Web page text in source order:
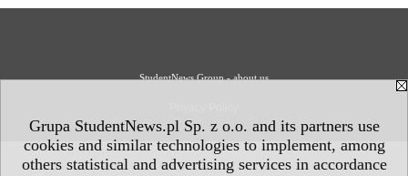
Grupa StudentNews.pl Sp. z o.o. and its partners use
cookies and similar technologies to implement, among
others statistical and advertising services in accordance
StudentNews Group - about us